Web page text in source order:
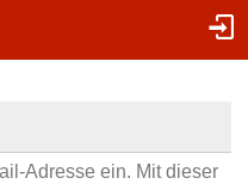
Adresse ein. Mit dieser